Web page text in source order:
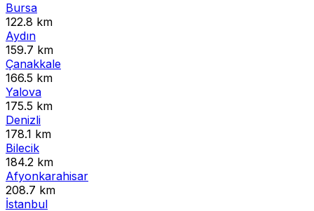
Bursa
122.8 km
Aydın
159.7 km
Çanakkale
166.5 km
Yalova
175.5 km
Denizli
178.1 km
Bilecik
184.2 km
Afyonkarahisar
208.7 km
İstanbul